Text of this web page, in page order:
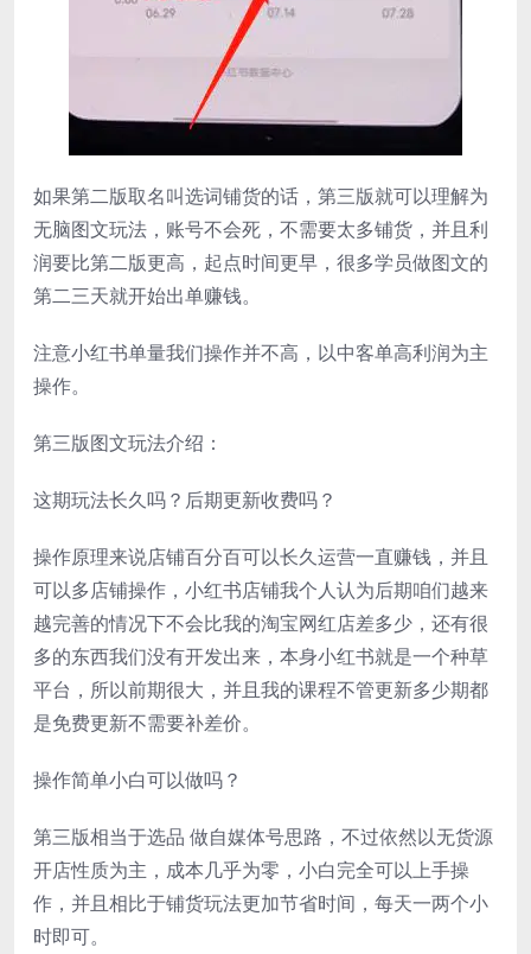
如果第二版取名叫选词铺货的话，第三版就可以理解为
无脑图文玩法，账号不会死，不需要太多铺货，并且利
润要比第二版更高，起点时间更早，很多学员做图文的
第二三天就开始出单赚钱。
注意小红书单量我们操作并不高，以中客单高利润为主
操作。
第三版图文玩法介绍：
这期玩法长久吗？后期更新收费吗？
操作原理来说店铺百分百可以长久运营一直赚钱，并且
可以多店铺操作，小红书店铺我个人认为后期咱们越来
越完善的情况下不会比我的淘宝网红店差多少，还有很
多的东西我们没有开发出来，本身小红书就是一个种草
平台，所以前期很大，并且我的课程不管更新多少期都
是免费更新不需要补差价。
操作简单小白可以做吗？
第三版相当于选品 做自媒体号思路，不过依然以无货源
开店性质为主，成本几乎为零，小白完全可以上手操
作，并且相比于铺货玩法更加节省时间，每天一两个小
时即可。